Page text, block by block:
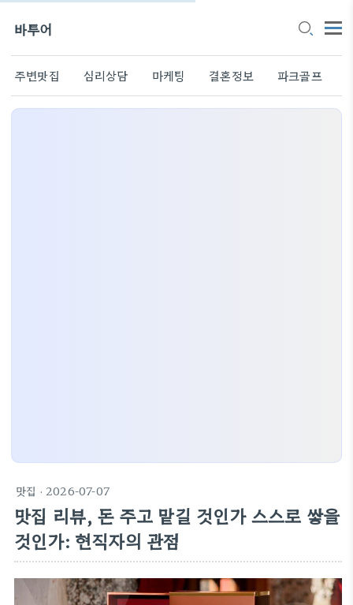
바투어
주변맛집 심리상담 마케팅 결혼정보 파크골프
맛집 · 2026-07-07
맛집 리뷰, 돈 주고 맡길 것인가 스스로 쌓을
것인가: 현직자의 관점